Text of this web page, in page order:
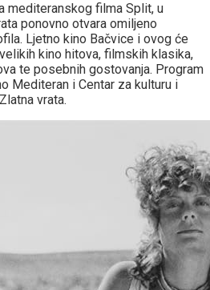
mediteranskog filma Split, u
ponovno otvara omiljeno
Ljetno kino Bačvice i ovog će
kino hitova, filmskih klasika,
te posebnih gostovanja. Program
Mediteran i Centar za kulturu i
vrata.